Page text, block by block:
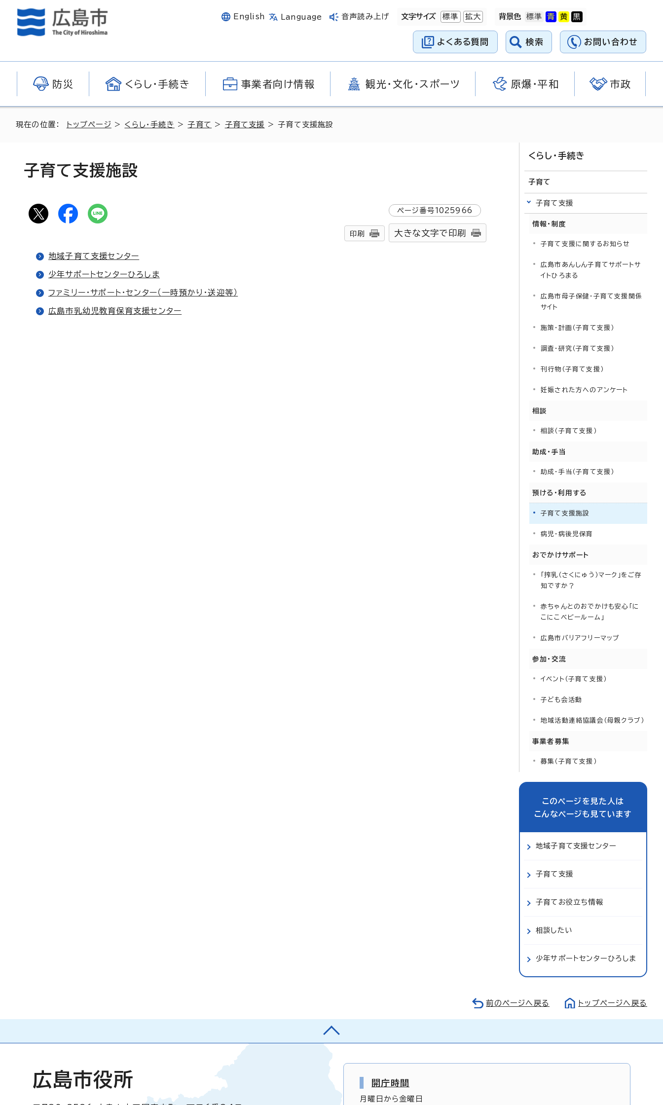
English Language 音声読み上げ 文字サイズ 標準 拡大 背景色
よくある質問 検索 お問い合わせ
防災 くらし・手続き 事業者向け情報 観光・文化・スポーツ 原爆・平和 市政
現在の位置： トップページ > くらし・手続き >子育て > 子育て支援 > 子育て支援施設
子育て支援施設
ページ番号1025966
印刷 大きな文字で印刷
地域子育て支援センター
少年サポートセンターひろしま
ファミリー・サポート・センター（一時預かり・送迎等）
広島市乳幼児教育保育支援センター
くらし・手続き
子育て
子育て支援
情報・制度
子育て支援に関するお知らせ
広島市あんしん子育てサポートサ
イトひろまる
広島市母子保健・子育て支援関係
サイト
施策・計画（子育て支援）
調査・研究（子育て支援）
刊行物（子育て支援）
妊娠された方へのアンケート
相談
相談（子育て支援）
助成・手当
助成・手当（子育て支援）
預ける・利用する
子育て支援施設
病児・病後児保育
おでかけサポート
「搾乳（さくにゅう）マーク」をご存
知ですか？
赤ちゃんとのおでかけも安心「に
こにこベビールーム」
広島市バリアフリーマップ
参加・交流
イベント（子育て支援）
子ども会活動
地域活動連絡協議会（母親クラブ）
事業者募集
募集（子育て支援）
このページを見た人は
こんなページも見ています
地域子育て支援センター
子育て支援
子育てお役立ち情報
相談したい
少年サポートセンターひろしま
前のページへ戻る トップページへ戻る
広島市役所 開庁時間
月曜日から金曜日